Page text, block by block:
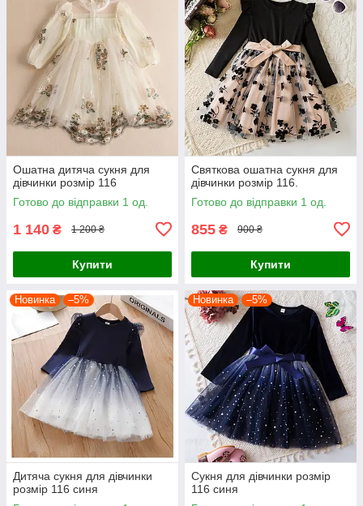
Ошатна дитяча сукня для
дівчинки розмір 116
Готово до відправки 1 од.
1 140 ₴ 1 200 ₴
Купити
Святкова ошатна сукня для
дівчинки розмір 116.
Готово до відправки 1 од.
855 ₴ 900 ₴
Купити
Новинка –5%
Дитяча сукня для дівчинки
розмір 116 синя
Новинка –5%
Сукня для дівчинки розмір
116 синя